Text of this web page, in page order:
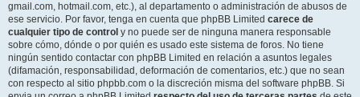
gmail.com, hotmail.com, etc.), al departamento o administración de abusos de
ese servicio. Por favor, tenga en cuenta que phpBB Limited carece de
cualquier tipo de control y no puede ser de ninguna manera responsable
sobre cómo, dónde o por quién es usado este sistema de foros. No tiene
ningún sentido contactar con phpBB Limited en relación a asuntos legales
(difamación, responsabilidad, deformación de comentarios, etc.) que no sean
con respecto al sitio phpbb.com o la discreción misma del software phpBB. Si